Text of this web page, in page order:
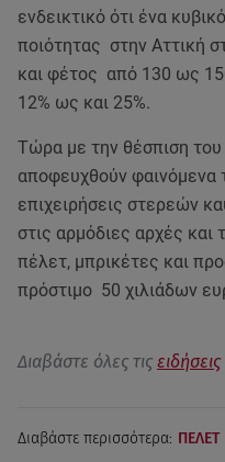
ενδεικτικό ότι ένα
ποιότητας στην Αττική
και φέτος από 130 ως
12% ως και 25%.
Τώρα με την θέσπιση
αποφευχθούν φαινόμενα
επιχειρήσεις στερεών
στις αρμόδιες αρχές
πέλετ, μπρικέτες και
πρόστιμο 50 χιλιάδων
Διαβάστε όλες τις ειδήσεις
Διαβάστε περισσότερα: ΠΕΛΕΤ